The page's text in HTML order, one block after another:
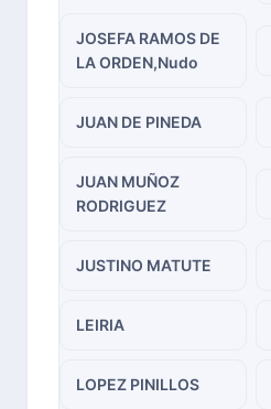
JOSEFA RAMOS DE
LA ORDEN,Nudo
JUAN DE PINEDA
JUAN MUÑOZ
RODRIGUEZ
JUSTINO MATUTE
LEIRIA
LOPEZ PINILLOS